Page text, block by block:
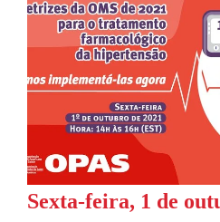
Sexta-feira, 1 de